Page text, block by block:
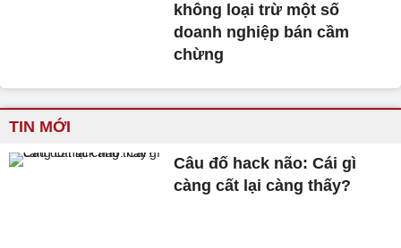
không loại trừ một số
doanh nghiệp bán cầm
chừng
TIN MỚI
Câu đố hack não: Cái gì
càng cất lại càng thấy?